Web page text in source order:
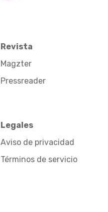
Revista
Magzter
Pressreader
Legales
Aviso de privacidad
Términos de servicio